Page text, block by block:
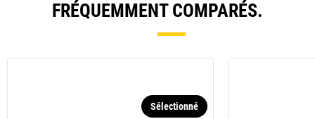
FRÉQUEMMENT COMPARÉS.
Sélectionné